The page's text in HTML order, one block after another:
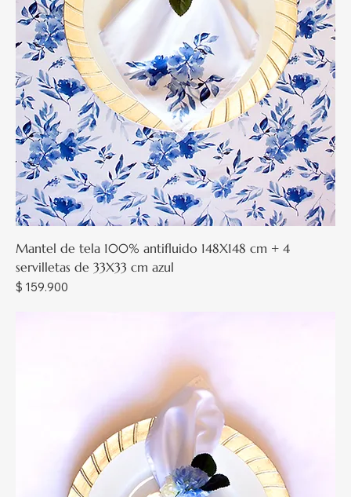
Mantel de tela 100% antifluido 148X148 cm + 4
servilletas de 33X33 cm azul
Precio
$ 159.900